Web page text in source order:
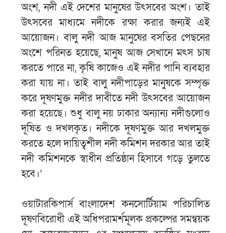
অংশ, নদী এই দেশের মানুষের উৎসবের অংশ। তাই
উৎসবের মাধ্যমে নদীকে রক্ষা করার জন্যই এই
আয়োজন। বালু নদী আজ মানুষের বসতির পেছনের
অংশে পরিনত হয়েছে, মানুষ আজ সেখানে মৎস চাষ
করতে পারে না, কৃষি কাজেও এই নদীর পানি ব্যবহার
করা যায় না। তাই বালু নদীপাড়ের মানুষকে সম্পৃক্ত
করে দূষণমুক্ত নদীর দাবীতে নদী উৎসবের আয়োজন
করা হয়েছে। শুধু বালু নয় ঢাকার অন্যান্য নদীগুলোও
দূষিত ও দখলকৃত। নদীকে দূষণমুক্ত আর দখলমুক্ত
করতে হলে দায়িত্বশীল নদী কমিশন দরকার আর তাই
নদী কমিশনকে স্বাধীন প্রতিষ্ঠান হিসাবে গড়ে তুলতে
হবে।’
ওয়াটারকিপার্স বাংলাদেশ কনসোর্টিয়াম পরিচালিত
দূষণবিরোধী এই অধিপরামর্শমূলক প্রকল্পের সমন্বয়ক